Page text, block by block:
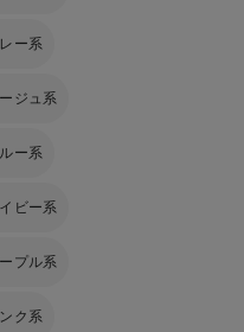
ー系
ジュ系
ー系
ビー系
プル系
ク系